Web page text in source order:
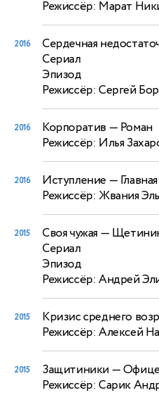
Режиссёр: Марат
2016 Сердечная
Сериал
Эпизод
Режиссёр: Сергей
2016 Корпоратив — Роман
Режиссёр: Илья
2016 Иступление —
Режиссёр: Жвания
2015 Своя чужая —
Сериал
Эпизод
Режиссёр: Андрей
2015 Кризис среднего
Режиссёр: Алексей
2015 Защитиники —
Режиссёр: Сарик